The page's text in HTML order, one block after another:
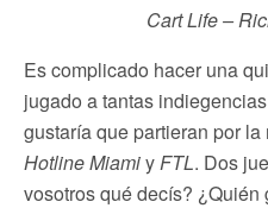
Cart Life –
Es complicado hacer una
jugado a tantas
gustaría que partieran por
Hotline MiamiyFTL. Dos
vosotros qué decís?